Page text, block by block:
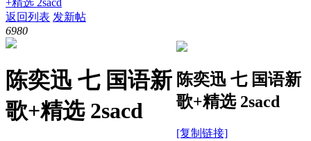
返回列表 发新帖
6980
陈奕迅 七 国语新
歌+精选 2sacd
陈奕迅 七 国语新
歌+精选 2sacd
[复制链接]